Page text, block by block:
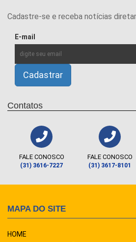
Cadastre-se e receba notícias
E-mail
Contatos
FALE CONOSCO
(31) 3616-7227
FALE CONOSCO
(31) 3617-8101
MAPA DO SITE
HOME